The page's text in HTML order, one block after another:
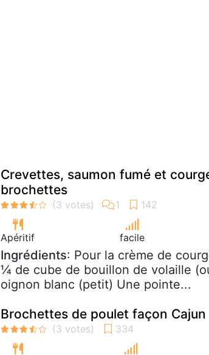
Crevettes, saumon fumé et
brochettes
Apéritif facile
Ingrédients: Pour la crème de
¼ de cube de bouillon de volaille
oignon blanc (petit) Une pointe...
Brochettes de poulet façon Cajun